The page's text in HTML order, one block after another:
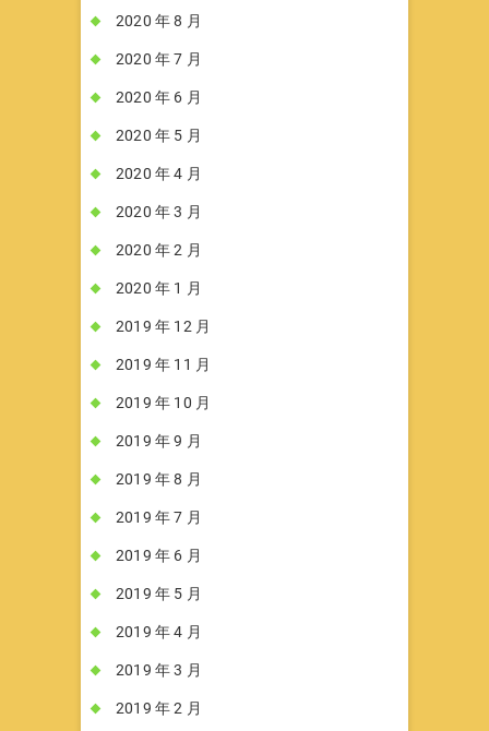
2020 年 8 月
2020 年 7 月
2020 年 6 月
2020 年 5 月
2020 年 4 月
2020 年 3 月
2020 年 2 月
2020 年 1 月
2019 年 12 月
2019 年 11 月
2019 年 10 月
2019 年 9 月
2019 年 8 月
2019 年 7 月
2019 年 6 月
2019 年 5 月
2019 年 4 月
2019 年 3 月
2019 年 2 月